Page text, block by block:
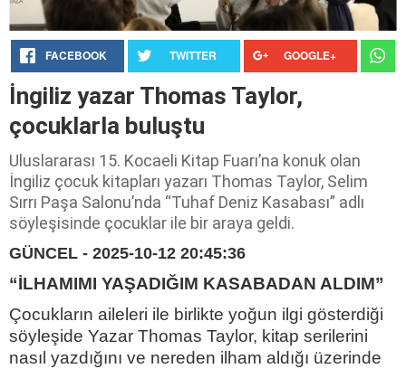
FACEBOOK TWITTER GOOGLE+
İngiliz yazar Thomas Taylor,
çocuklarla buluştu
Uluslararası 15. Kocaeli Kitap Fuarı’na konuk olan
İngiliz çocuk kitapları yazarı Thomas Taylor, Selim
Sırrı Paşa Salonu’nda “Tuhaf Deniz Kasabası” adlı
söyleşisinde çocuklar ile bir araya geldi.
GÜNCEL - 2025-10-12 20:45:36
“İLHAMIMI YAŞADIĞIM KASABADAN ALDIM”
Çocukların aileleri ile birlikte yoğun ilgi gösterdiği
söyleşide Yazar Thomas Taylor, kitap serilerini
nasıl yazdığını ve nereden ilham aldığı üzerinde